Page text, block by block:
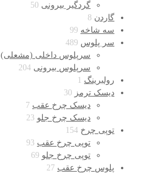
گردگیر بیرونی 50
گاردن 8
سه شاخه 99
سر پلوس 489
سرپلوس داخلی (مشعلی)
سرپلوس بیرونی 204
رولبرینگ 1
دیسک ترمز 30
دیسک چرخ عقب 7
دیسک چرخ جلو 23
توپی چرخ 154
توپی چرخ عقب 93
توپی چرخ جلو 69
پلوس چرخ عقب 27